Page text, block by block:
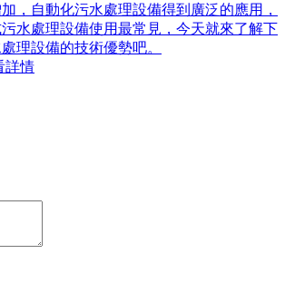
，自動化污水處理設備得到廣泛的應用，
水處理設備使用最常見，今天就來了解下
理設備的技術優勢吧。